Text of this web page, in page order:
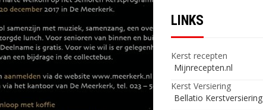
LINKS
Kerst recepten
Mijnrecepten.nl
Kerst Versiering
Bellatio Kerstversiering